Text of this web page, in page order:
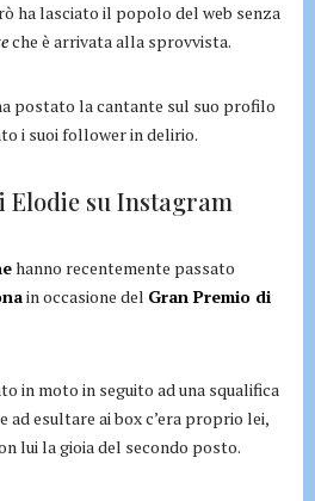
ha lasciato il popolo del web senza
che è arrivata alla sprovvista.
postato la cantante sul suo profilo
i suoi follower in delirio.
Elodie su Instagram
hanno recentemente passato
in occasione del Gran Premio di
in moto in seguito ad una squalifica
ad esultare ai box c’era proprio lei,
lui la gioia del secondo posto.